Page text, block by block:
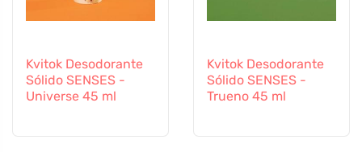
Kvitok Desodorante
Sólido SENSES -
Universe 45 ml
Kvitok Desodorante
Sólido SENSES -
Trueno 45 ml